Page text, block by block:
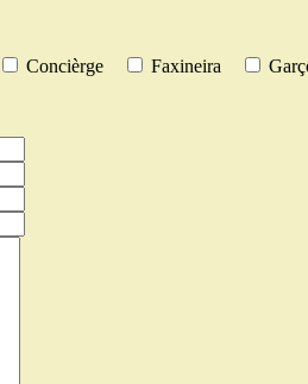
Concièrge Faxineira